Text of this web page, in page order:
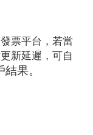
票平台，若當
新延遲，可自
果。